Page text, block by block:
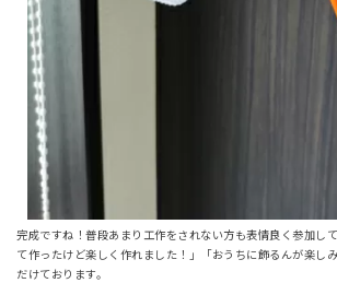
完成ですね！普段あまり工作をされない方も表情良く参加し
て作ったけど楽しく作れました！」「おうちに飾るんが楽し
だけております。